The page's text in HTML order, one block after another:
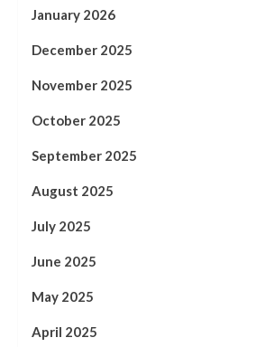
January 2026
December 2025
November 2025
October 2025
September 2025
August 2025
July 2025
June 2025
May 2025
April 2025